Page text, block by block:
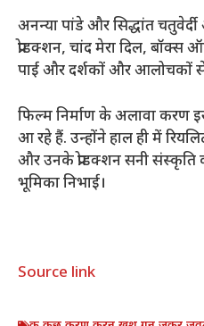
अनन्या पांडे और सिद्धांत
प्रोडक्शन, चांद मेरा दिल, बॉक्स
पाई और दर्शकों और आलोचकों से
फिल्म निर्माण के अलावा करण
आ रहे हैं. उन्होंने हाल ही में
और उनके प्रोडक्शन सनी संस्कृति
भूमिका निभाई।
Source link